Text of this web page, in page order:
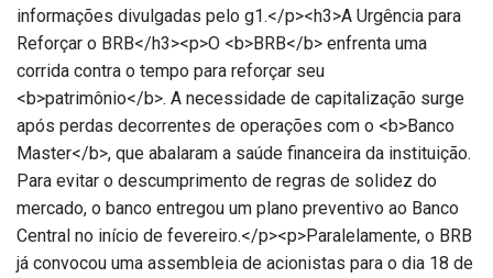
informações divulgadas pelo g1.</p><h3>A Urgência para
Reforçar o BRB</h3><p>O <b>BRB</b> enfrenta uma
corrida contra o tempo para reforçar seu
<b>patrimônio</b>. A necessidade de capitalização surge
após perdas decorrentes de operações com o <b>Banco
Master</b>, que abalaram a saúde financeira da instituição.
Para evitar o descumprimento de regras de solidez do
mercado, o banco entregou um plano preventivo ao Banco
Central no início de fevereiro.</p><p>Paralelamente, o BRB
já convocou uma assembleia de acionistas para o dia 18 de